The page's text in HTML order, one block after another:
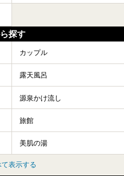
探す
カップル
露天風呂
源泉かけ流し
旅館
美肌の湯
表示する